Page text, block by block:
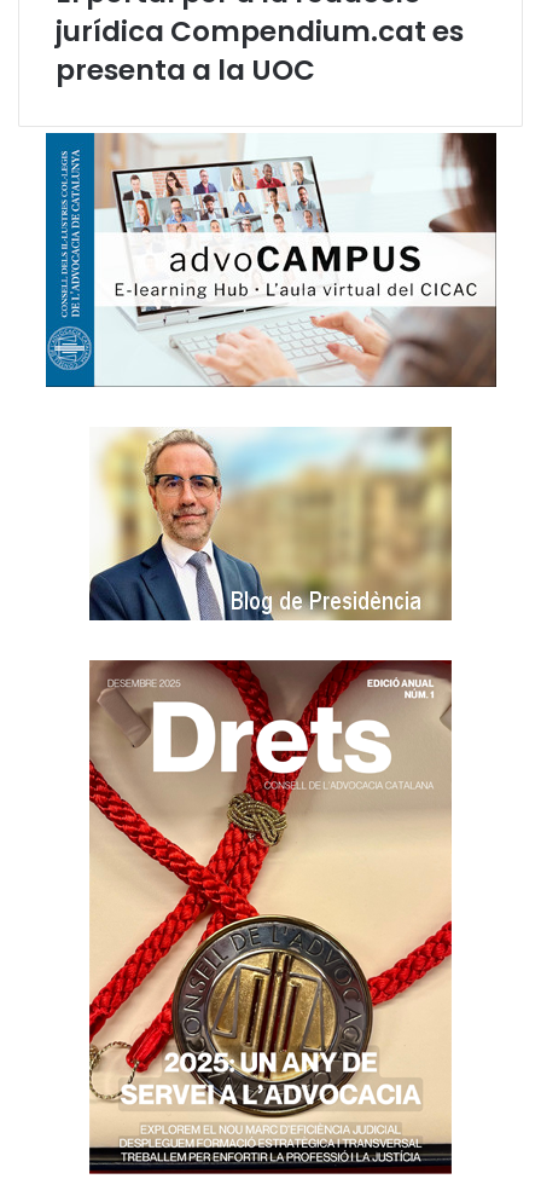
n
c
e
à
jurídica Compendium.cat es
presenta a la UOC